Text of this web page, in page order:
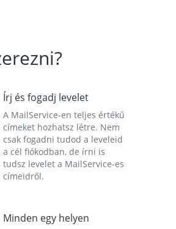
Írj és fogadj levelet
A MailService-en teljes értékű
címeket hozhatsz létre. Nem
csak fogadni tudod a leveleid
a cél fiókodban, de írni is
tudsz levelet a MailService-es
címeidről.
Minden egy helyen